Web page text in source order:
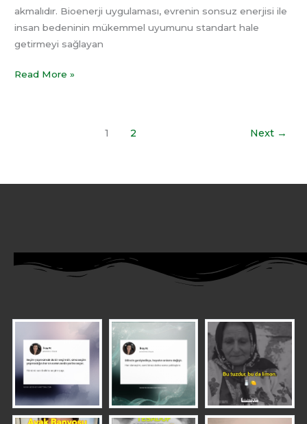
akmalıdır. Bioenerji uygulaması, evrenin sonsuz enerjisi ile
insan bedeninin mükemmel uyumunu standart hale
getirmeyi sağlayan
Read More »
1 2 Next →